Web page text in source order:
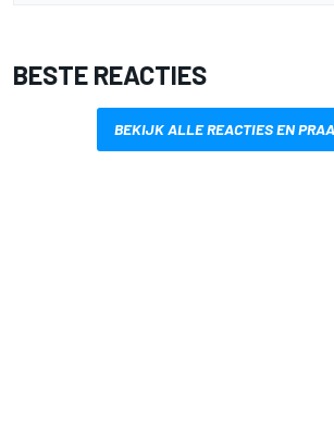
BESTE REACTIES
BEKIJK ALLE REACTIES EN